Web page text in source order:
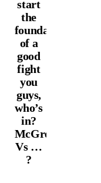
start
the
foundations
of a
good
fight
you
guys,
who’s
in?
McGregor
Vs …
?